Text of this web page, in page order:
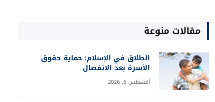
مقالات منوعة
الطلاق في الإسلام: حماية حقوق
الأسرة بعد الانفصال
أغسطس 6, 2026